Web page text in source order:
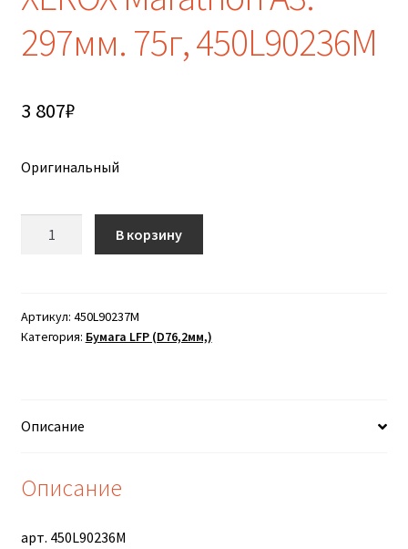
297мм. 75г, 450L90236M
3 807₽
Оригинальный
рулонах
150м
297мм.
В корзину
Артикул: 450L90237M
Категория: Бумага LFP (D76,2мм,)
Описание
Описание
арт. 450L90236M